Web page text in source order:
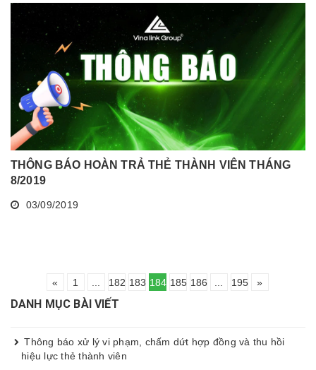
THÔNG BÁO HOÀN TRẢ THẺ THÀNH VIÊN THÁNG
8/2019
03/09/2019
« 1 182 183 184 185 186 195 »
DANH MỤC BÀI VIẾT
Thông báo xử lý vi phạm, chấm dứt hợp đồng và thu hồi
hiệu lực thẻ thành viên